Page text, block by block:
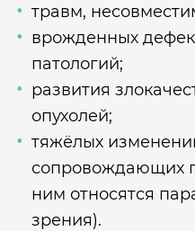
травм,
врожденных
патологий;
развития
опухолей;
тяжёлых
сопровождающих
ним относятся
зрения).